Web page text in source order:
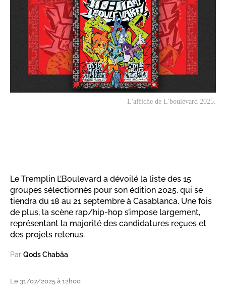
L'affiche de L'boulevard 2025.
Le Tremplin L’Boulevard a dévoilé la liste des 15
groupes sélectionnés pour son édition 2025, qui se
tiendra du 18 au 21 septembre à Casablanca. Une fois
de plus, la scène rap/hip-hop s’impose largement,
représentant la majorité des candidatures reçues et
des projets retenus.
Par Qods Chabâa
Le 31/07/2025 à 12h00